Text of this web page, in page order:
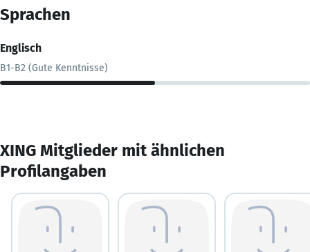
Sprachen
Englisch
B1-B2 (Gute Kenntnisse)
XING Mitglieder mit ähnlichen
Profilangaben